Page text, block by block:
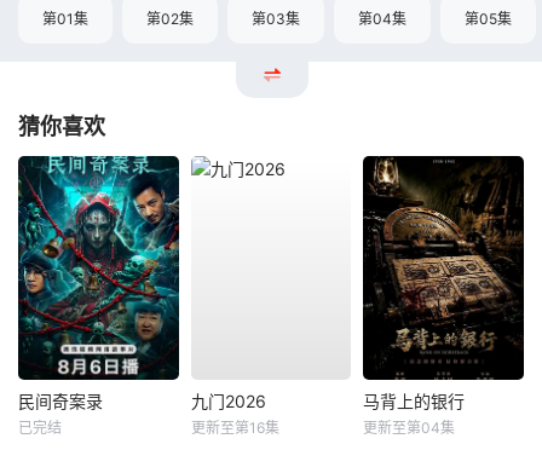
第01集 第02集 第03集 第04集 第05集
猜你喜欢
民间奇案录
已完结
九门2026
更新至第16集
马背上的银行
更新至第04集